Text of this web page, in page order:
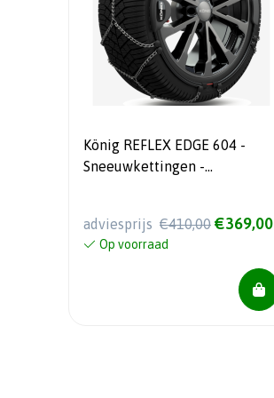
König REFLEX EDGE 604 -
Sneeuwkettingen -
adviesprijs €410,00 €369,00
Op voorraad